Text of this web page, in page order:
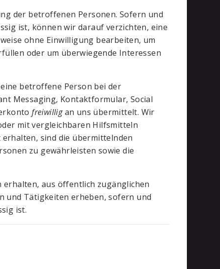
der betroffenen Personen. Sofern und
ist, können wir darauf verzichten, eine
ohne Einwilligung bearbeiten, um
oder um überwiegende Interessen
betroffene Person bei der
Messaging, Kontaktformular, Social
freiwilligan uns übermittelt. Wir
mit vergleichbaren Hilfsmitteln
sind die übermittelnden
zu gewährleisten sowie die
aus öffentlich zugänglichen
und Tätigkeiten erheben, sofern und
ist.